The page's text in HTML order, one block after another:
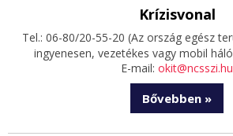
Krízisvonal
Tel.: 06-80/20-55-20 (Az ország egész
ingyenesen, vezetékes vagy mobil
E-mail: okit@ncsszi.hu
Bővebben »